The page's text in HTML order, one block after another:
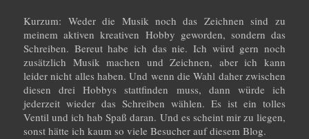
Kurzum: Weder die Musik noch das Zeichnen sind zu
meinem aktiven kreativen Hobby geworden, sondern das
Schreiben. Bereut habe ich das nie. Ich würd gern noch
zusätzlich Musik machen und Zeichnen, aber ich kann
leider nicht alles haben. Und wenn die Wahl daher zwischen
diesen drei Hobbys stattfinden muss, dann würde ich
jederzeit wieder das Schreiben wählen. Es ist ein tolles
Ventil und ich hab Spaß daran. Und es scheint mir zu liegen,
sonst hätte ich kaum so viele Besucher auf diesem Blog.